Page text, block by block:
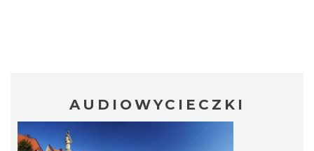
AUDIOWYCIECZKI